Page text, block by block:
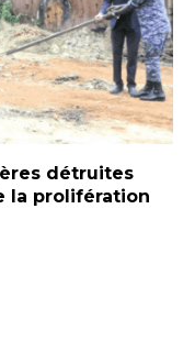
détruites
la prolifération